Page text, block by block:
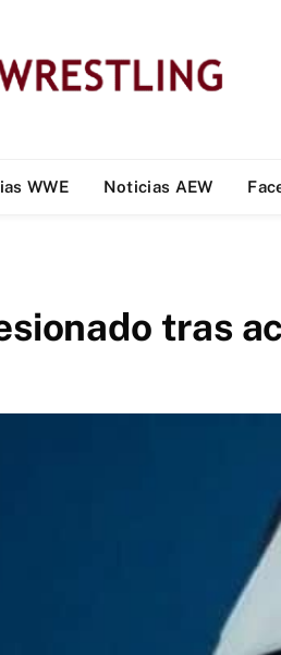
WWE Noticias AEW
tras